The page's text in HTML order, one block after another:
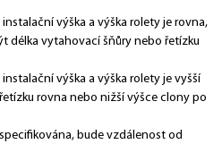
výška a výška rolety je rovna,
délka vytahovací šňůry nebo řetízku
výška a výška rolety je vyšší
rovna nebo nižší výšce clony po
bude vzdálenost od